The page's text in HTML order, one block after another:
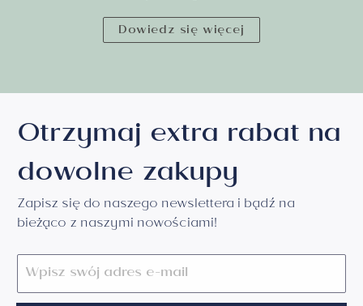
Dowiedz się więcej
Otrzymaj extra rabat na
dowolne zakupy
Zapisz się do naszego newslettera i bądź na
bieżąco z naszymi nowościami!